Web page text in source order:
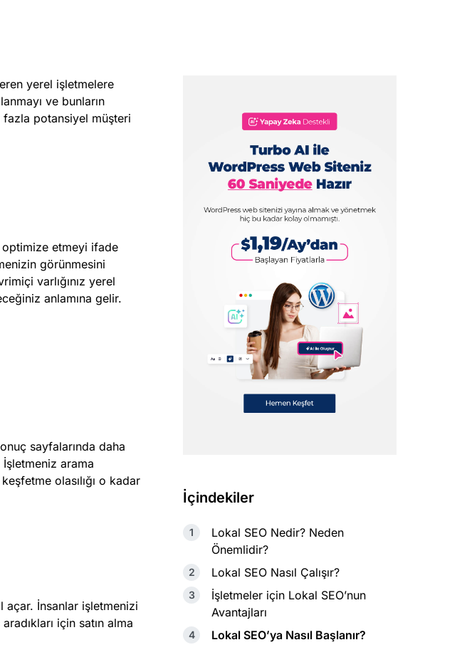
yerel işletmelere
ve bunların
fazla potansiyel müşteri
optimize etmeyi ifade
görünmesini
varlığınız yerel
anlamına gelir.
sayfalarında daha
İşletmeniz arama
olasılığı o kadar
açar. İnsanlar işletmenizi
için satın alma
İçindekiler
Lokal SEO Nedir? Neden
Önemlidir?
Lokal SEO Nasıl Çalışır?
İşletmeler için Lokal SEO’nun
Avantajları
Lokal SEO’ya Nasıl Başlanır?